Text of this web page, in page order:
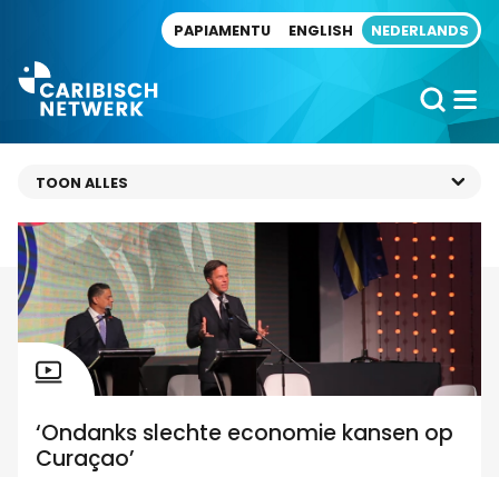
PAPIAMENTU ENGLISH NEDERLANDS
‘Ondanks slechte economie kansen op
Curaçao’